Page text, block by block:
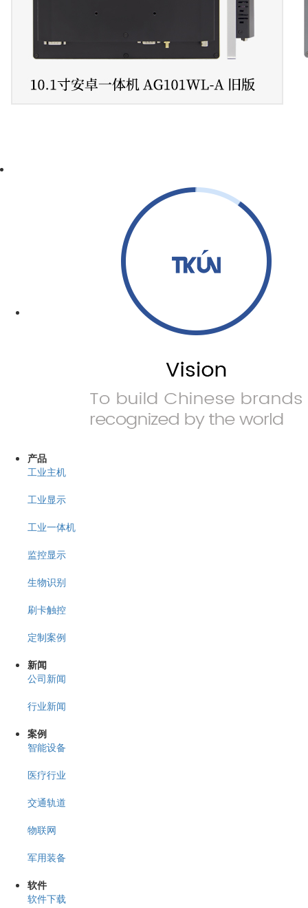
产品
工业主机
工业显示
工业一体机
监控显示
生物识别
刷卡触控
定制案例
新闻
公司新闻
行业新闻
案例
智能设备
医疗行业
交通轨道
物联网
军用装备
软件
软件下载